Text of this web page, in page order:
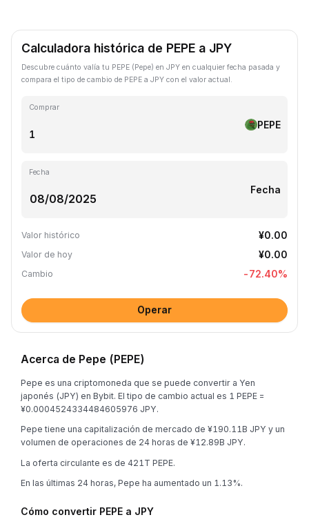
Calculadora histórica de PEPE a JPY
Descubre cuánto valía tu PEPE (Pepe) en JPY en cualquier fecha pasada y
compara el tipo de cambio de PEPE a JPY con el valor actual.
Comprar
PEPE
Fecha
Fecha
Valor histórico ¥0.00
Valor de hoy ¥0.00
Cambio -72.40%
Operar
Acerca de Pepe (PEPE)
Pepe es una criptomoneda que se puede convertir a Yen
japonés (JPY) en Bybit. El tipo de cambio actual es 1 PEPE =
¥0.0004524334484605976 JPY.
Pepe tiene una capitalización de mercado de ¥190.11B JPY y un
volumen de operaciones de 24 horas de ¥12.89B JPY.
La oferta circulante es de 421T PEPE.
En las últimas 24 horas, Pepe ha aumentado un 1.13%.
Cómo convertir PEPE a JPY